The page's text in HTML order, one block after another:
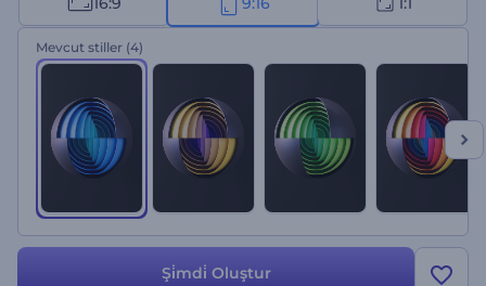
Mevcut stiller (4)
Şi̇mdi̇ Oluştur